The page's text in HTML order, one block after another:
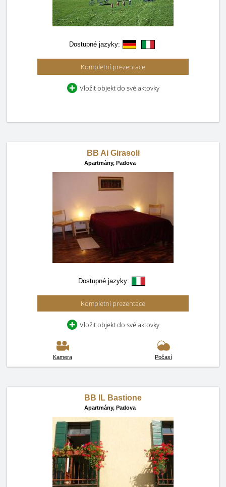
Dostupné jazyky:
Kompletní prezentace
Vložit objekt do své aktovky
BB Ai Girasoli
Apartmány, Padova
Dostupné jazyky:
Kompletní prezentace
Vložit objekt do své aktovky
Kamera Počasí
BB IL Bastione
Apartmány, Padova